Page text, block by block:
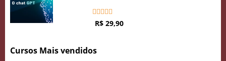
    
R$ 29,90
Cursos Mais vendidos